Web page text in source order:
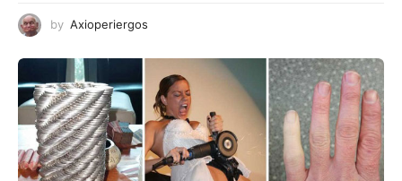
by Axioperiergos